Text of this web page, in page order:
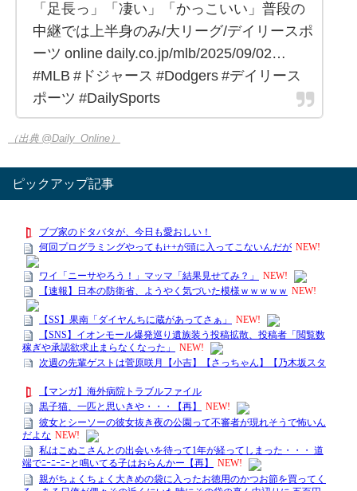
「足長っ」「凄い」「かっこいい」普段の
中継では上半身のみ/大リーグ/デイリースポ
ーツ online daily.co.jp/mlb/2025/09/02…
#MLB #ドジャース #Dodgers #デイリース
ポーツ #DailySports
（出典 @Daily_Online）
ピックアップ記事